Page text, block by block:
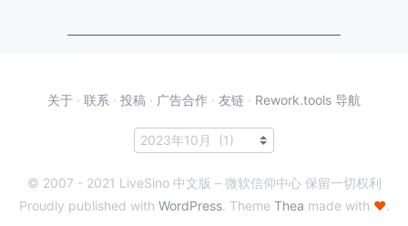
关于 · 联系 · 投稿 · 广告合作 · 友链 · Rework.tools 导航
© 2007 - 2021 LiveSino 中文版 – 微软信仰中心 保留一切权利
Proudly published with WordPress. Theme Thea made with ♥.